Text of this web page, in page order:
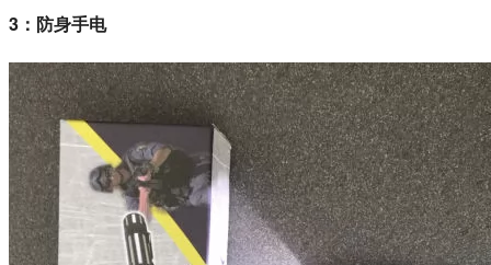
3：防身手电